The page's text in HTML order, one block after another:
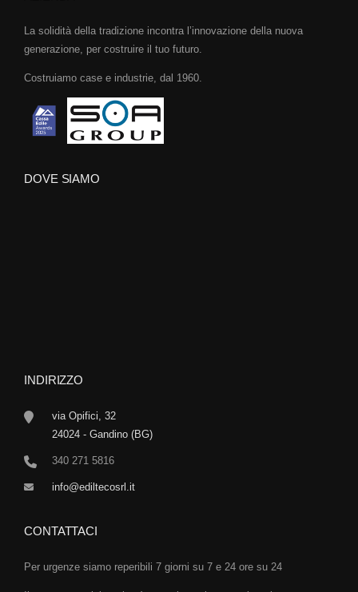
La solidità della tradizione incontra l’innovazione della nuova
generazione, per costruire il tuo futuro.
Costruiamo case e industrie, dal 1960.
DOVE SIAMO
INDIRIZZO
via Opifici, 32
24024 - Gandino (BG)
340 271 5816
info@ediltecosrl.it
CONTATTACI
Per urgenze siamo reperibili 7 giorni su 7 e 24 ore su 24